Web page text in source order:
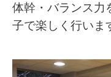
体幹・バランス力
子で楽しく行いま